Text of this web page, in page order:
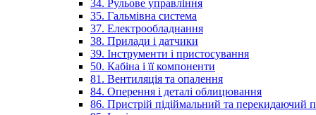
34. Рульове управління
35. Гальмівна система
37. Електрообладнання
38. Прилади і датчики
39. Інструменти і пристосування
50. Кабіна і її компоненти
81. Вентиляція та опалення
84. Оперення і деталі облицювання
86. Пристрій підіймальний та перекидаючий